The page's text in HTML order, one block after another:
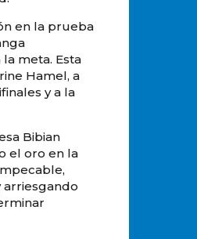
en la prueba
meta. Esta
Hamel, a
y a la
Bibian
el oro en la
arriesgando